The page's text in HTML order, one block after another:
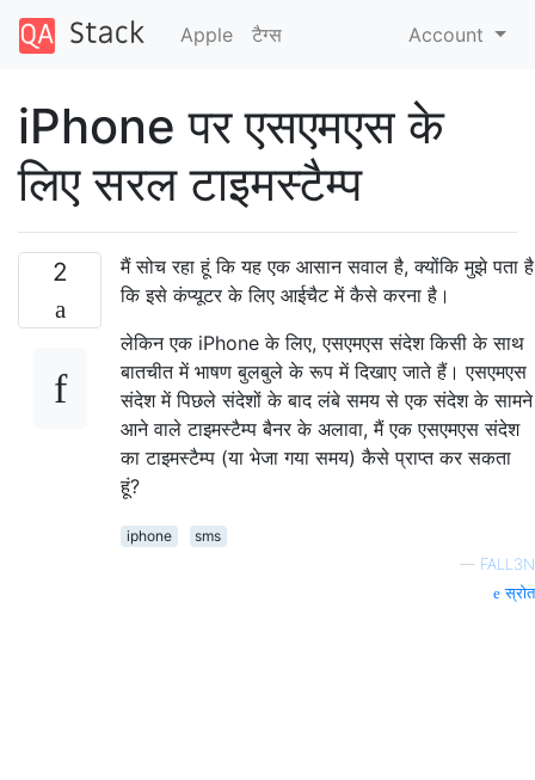
Apple टैग्‍स Account
iPhone पर एसएमएस के
लिए सरल टाइमस्टैम्प
2
मैं सोच रहा हूं कि यह एक आसान सवाल है, क्योंकि मुझे पता है
कि इसे कंप्यूटर के लिए आईचैट में कैसे करना है।
लेकिन एक iPhone के लिए, एसएमएस संदेश किसी के साथ
बातचीत में भाषण बुलबुले के रूप में दिखाए जाते हैं। एसएमएस
संदेश में पिछले संदेशों के बाद लंबे समय से एक संदेश के सामने
आने वाले टाइमस्टैम्प बैनर के अलावा, मैं एक एसएमएस संदेश
का टाइमस्टैम्प (या भेजा गया समय) कैसे प्राप्त कर सकता
हूं?
iphone
sms
— FALL3N
स्रोत